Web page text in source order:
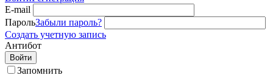
E-mail
ПарольЗабыли пароль?
Создать учетную запись
Антибот
Войти
Запомнить